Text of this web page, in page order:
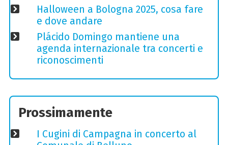
Halloween a Bologna 2025, cosa fare
e dove andare
Plácido Domingo mantiene una
agenda internazionale tra concerti e
riconoscimenti
Prossimamente
I Cugini di Campagna in concerto al